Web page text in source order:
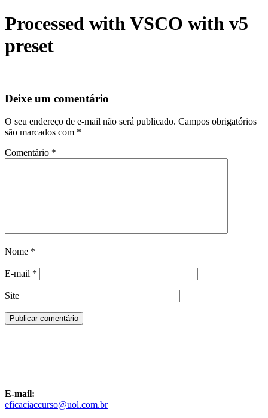
Processed with VSCO with v5
preset
Deixe um comentário
O seu endereço de e-mail não será publicado. Campos obrigatórios
são marcados com *
Comentário *
Nome *
E-mail *
Site
E-mail:
eficaciaccurso@uol.com.br